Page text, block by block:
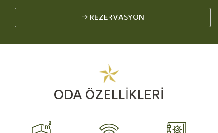
REZERVASYON
ODA ÖZELLIKLERI